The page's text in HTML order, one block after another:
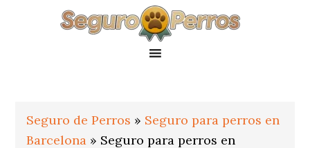
Seguro de Perros » Seguro para perros en
Barcelona » Seguro para perros en